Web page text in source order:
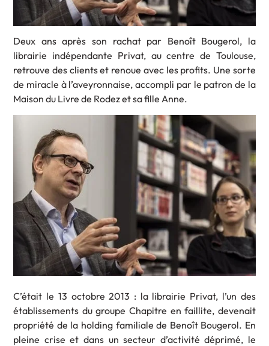
Deux ans après son rachat par Benoît Bougerol, la
librairie indépendante Privat, au centre de Toulouse,
retrouve des clients et renoue avec les profits. Une sorte
de miracle à l’aveyronnaise, accompli par le patron de la
Maison du Livre de Rodez et sa fille Anne.
C’était le 13 octobre 2013 : la librairie Privat, l’un des
établissements du groupe Chapitre en faillite, devenait
propriété de la holding familiale de Benoît Bougerol. En
pleine crise et dans un secteur d’activité déprimé, le